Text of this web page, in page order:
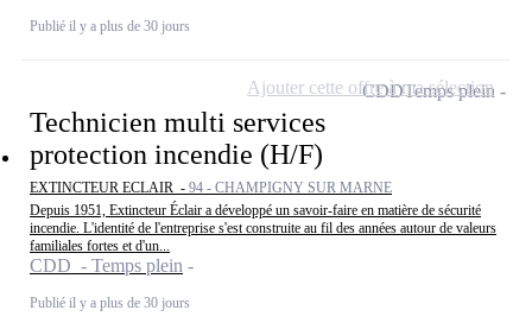
Publié il y a plus de 30 jours
Technicien multi services
protection incendie (H/F)
EXTINCTEUR ECLAIR - 94 - CHAMPIGNY SUR MARNE
Depuis 1951, Extincteur Éclair a développé un savoir-faire en matière de sécurité
incendie. L'identité de l'entreprise s'est construite au fil des années autour de valeurs
familiales fortes et d'un...
CDD - Temps plein
Publié il y a plus de 30 jours
CDDTemps plein
Ajouter cette offre à ma sélection